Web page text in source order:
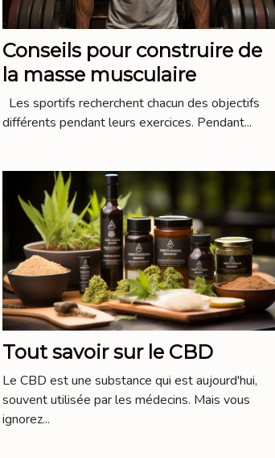
Conseils pour construire de
la masse musculaire
Les sportifs recherchent chacun des objectifs
différents pendant leurs exercices. Pendant...
Tout savoir sur le CBD
Le CBD est une substance qui est aujourd'hui,
souvent utilisée par les médecins. Mais vous
ignorez...